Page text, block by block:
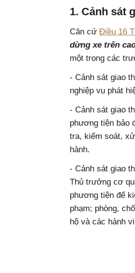
1. Cảnh sát
Căn cứ Điều 16
dừng xe trên
một trong các
- Cảnh sát giao
nghiệp vụ phát
- Cảnh sát giao
phương tiện bảo
tra, kiểm soát,
hành.
- Cảnh sát giao
Thủ trưởng cơ
phương tiện để
phạm; phòng,
hộ và các hành